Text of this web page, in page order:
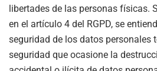
libertades de las personas físicas.
en el artículo 4 del RGPD, se
seguridad de los datos personales
seguridad que ocasione la